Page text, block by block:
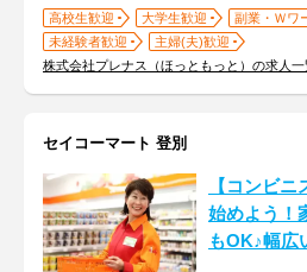
高校生歓迎 大学生歓迎
副業・Ｗワ
未経験者歓迎
主婦(夫)歓迎
株式会社プレナス（ほっともっと）の求人一
セイコーマート 登別
【コンビ
始めよう！
もOK♪幅広